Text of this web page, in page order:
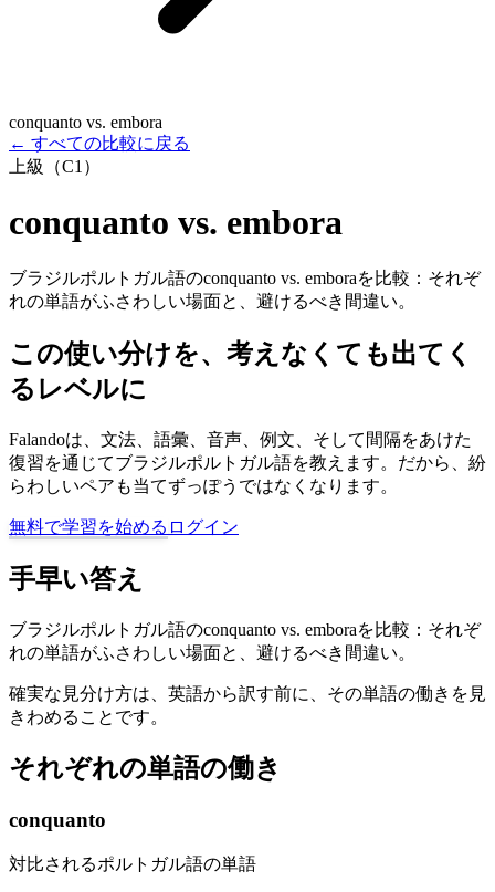
conquanto vs. embora
← すべての比較に戻る
上級（C1）
conquanto vs. embora
ブラジルポルトガル語のconquanto vs. emboraを比較：それぞ
れの単語がふさわしい場面と、避けるべき間違い。
この使い分けを、考えなくても出てく
るレベルに
Falandoは、文法、語彙、音声、例文、そして間隔をあけた
復習を通じてブラジルポルトガル語を教えます。だから、紛
らわしいペアも当てずっぽうではなくなります。
無料で学習を始める ログイン
手早い答え
ブラジルポルトガル語のconquanto vs. emboraを比較：それぞ
れの単語がふさわしい場面と、避けるべき間違い。
確実な見分け方は、英語から訳す前に、その単語の働きを見
きわめることです。
それぞれの単語の働き
conquanto
対比されるポルトガル語の単語